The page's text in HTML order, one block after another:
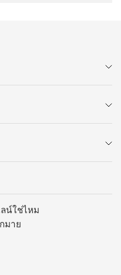
ะไร และใช้
วยผลิตภัณฑ์ทั้งหมด
พื้นที่อุตสาหกรรม
ร/หรือการติดฉลาก
ระกอบด้วยโซลูชันกา
น์ใช่ไหม
มาย